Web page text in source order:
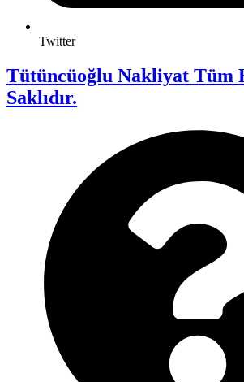
Twitter
Tütüncüoğlu Nakliyat Tüm
Saklıdır.